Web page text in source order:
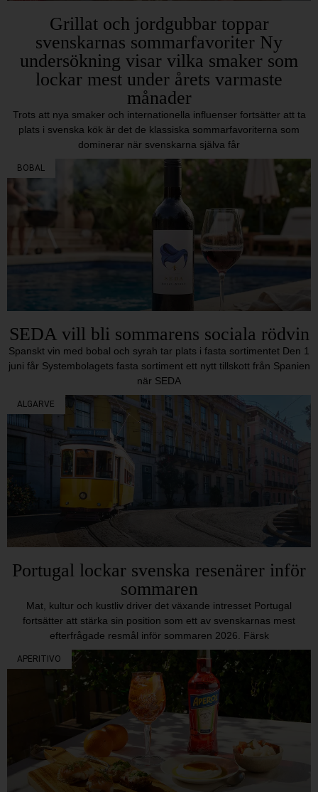
Grillat och jordgubbar toppar
svenskarnas sommarfavoriter Ny
undersökning visar vilka smaker som
lockar mest under årets varmaste
månader
Trots att nya smaker och internationella influenser fortsätter att ta
plats i svenska kök är det de klassiska sommarfavoriterna som
dominerar när svenskarna själva får
BOBAL
SEDA vill bli sommarens sociala rödvin
Spanskt vin med bobal och syrah tar plats i fasta sortimentet Den 1
juni får Systembolagets fasta sortiment ett nytt tillskott från Spanien
när SEDA
ALGARVE
Portugal lockar svenska resenärer inför
sommaren
Mat, kultur och kustliv driver det växande intresset Portugal
fortsätter att stärka sin position som ett av svenskarnas mest
efterfrågade resmål inför sommaren 2026. Färsk
APERITIVO